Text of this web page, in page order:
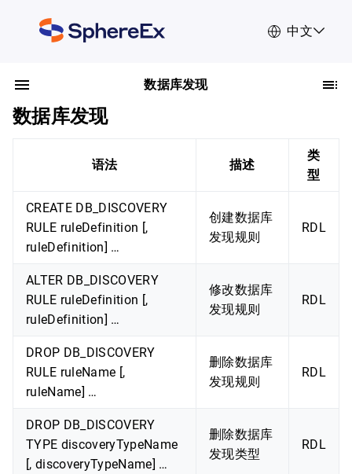
中文
数据库发现
数据库发现
语法 描述
类
型
CREATE DB_DISCOVERY
RULE ruleDefinition [,
ruleDefinition] …
创建数据库
发现规则
RDL
ALTER DB_DISCOVERY
RULE ruleDefinition [,
ruleDefinition] …
修改数据库
发现规则
RDL
DROP DB_DISCOVERY
RULE ruleName [,
ruleName] …
删除数据库
发现规则
RDL
DROP DB_DISCOVERY
TYPE discoveryTypeName
[, discoveryTypeName] …
删除数据库
发现类型
RDL